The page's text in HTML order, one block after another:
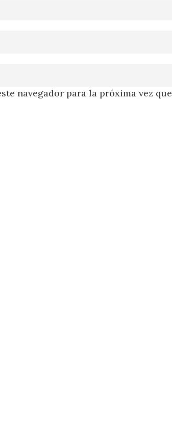
navegador para la próxima vez que